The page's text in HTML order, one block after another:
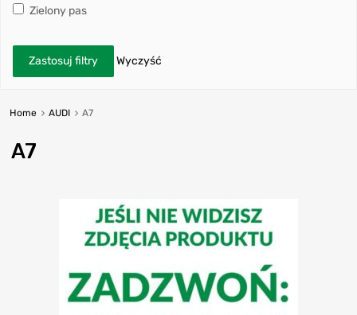
Zielony pas
Zastosuj filtry Wyczyść
Home AUDI A7
A7